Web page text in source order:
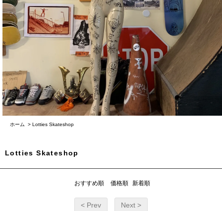
ホーム > Lotties Skateshop
Lotties Skateshop
おすすめ順 価格順 新着順
< Prev Next >